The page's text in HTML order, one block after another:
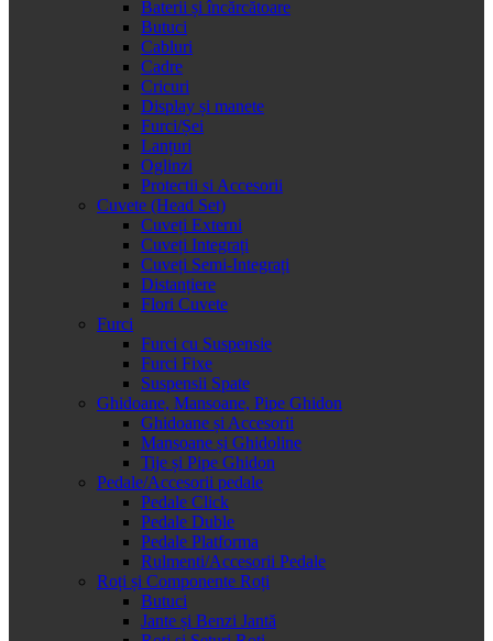
Baterii și încărcătoare
Butuci
Cabluri
Cadre
Cricuri
Display și manete
Furci/Șei
Lanțuri
Oglinzi
Protectii si Accesorii
Cuvete (Head Set)
Cuveți Externi
Cuveți Integrați
Cuveți Semi-Integrați
Distanțiere
Flori Cuvete
Furci
Furci cu Suspensie
Furci Fixe
Suspensii Spate
Ghidoane, Mansoane, Pipe Ghidon
Ghidoane și Accesorii
Mansoane și Ghidoline
Tije și Pipe Ghidon
Pedale/Accesorii pedale
Pedale Click
Pedale Duble
Pedale Platforma
Rulmenti/Accesorii Pedale
Roți și Componente Roți
Butuci
Jante și Benzi Jantă